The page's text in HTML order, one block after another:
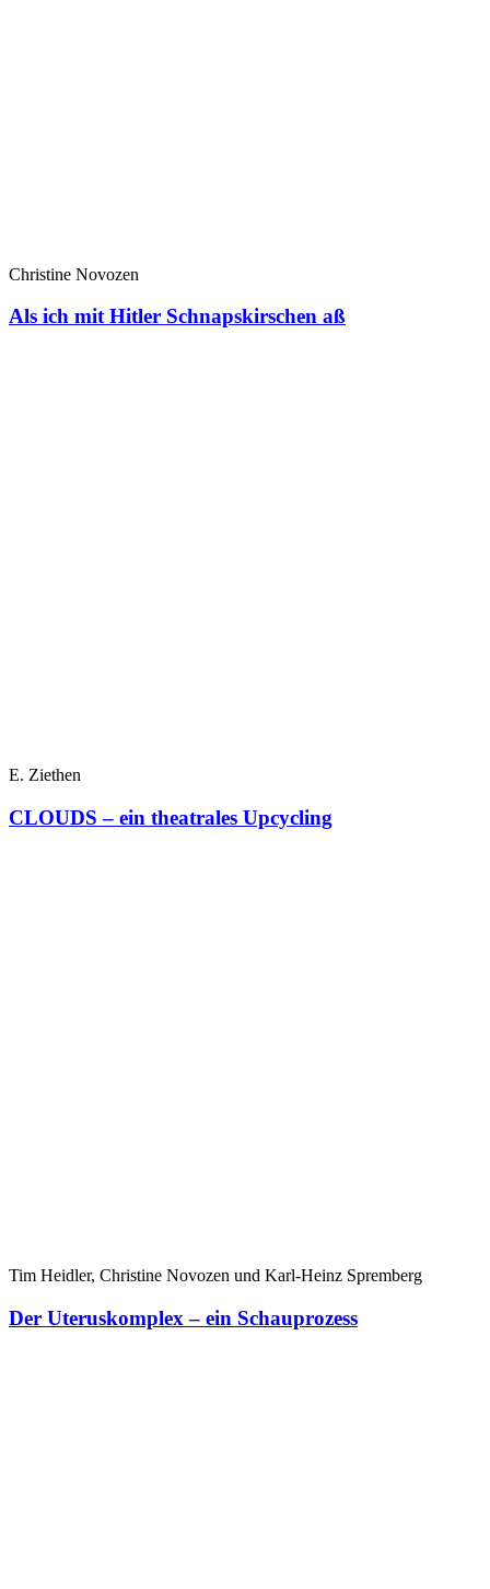
Christine Novozen
Als ich mit Hitler Schnapskirschen aß
E. Ziethen
CLOUDS – ein theatrales Upcycling
Tim Heidler, Christine Novozen und Karl-Heinz Spremberg
Der Uteruskomplex – ein Schauprozess